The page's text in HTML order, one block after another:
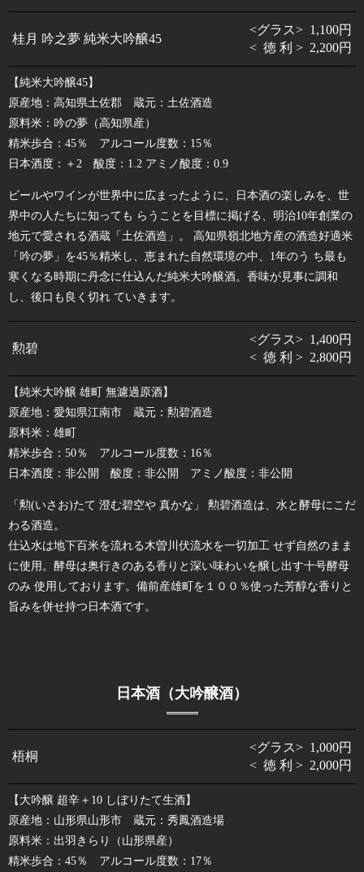
桂月 吟之夢 純米大吟醸45
<グラス> 1,100円
< 徳 利 > 2,200円
【純米大吟醸45】
原産地：高知県土佐郡 蔵元：土佐酒造
原料米：吟の夢（高知県産）
精米歩合：45％ アルコール度数：15％
日本酒度：＋2 酸度：1.2 アミノ酸度：0.9
ビールやワインが世界中に広まったように、日本酒の楽しみを、世
界中の人たちに知っても らうことを目標に掲げる、明治10年創業の
地元で愛される酒蔵「土佐酒造」。 高知県嶺北地方産の酒造好適米
「吟の夢」を45％精米し、恵まれた自然環境の中、1年のう ち最も
寒くなる時期に丹念に仕込んだ純米大吟醸酒。香味が見事に調和
し、後口も良く切れ ていきます。
勲碧
<グラス> 1,400円
< 徳 利 > 2,800円
【純米大吟醸 雄町 無濾過原酒】
原産地：愛知県江南市 蔵元：勲碧酒造
原料米：雄町
精米歩合：50％ アルコール度数：16％
日本酒度：非公開 酸度：非公開 アミノ酸度：非公開
「勲(いさお)たて 澄む碧空や 真かな」 勲碧酒造は、水と酵母にこだ
わる酒造。
仕込水は地下百米を流れる木曽川伏流水を一切加工 せず自然のまま
に使用。酵母は奥行きのある香りと深い味わいを醸し出す十号酵母
のみ 使用しております。備前産雄町を１００％使った芳醇な香りと
旨みを併せ持つ日本酒です。
日本酒（大吟醸酒）
梧桐
<グラス> 1,000円
< 徳 利 > 2,000円
【大吟醸 超辛＋10 しぼりたて生酒】
原産地：山形県山形市 蔵元：秀鳳酒造場
原料米：出羽きらり（山形県産）
精米歩合：45％ アルコール度数：17％